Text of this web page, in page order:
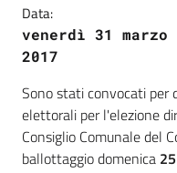
Data:
venerdì 31 marzo
2017
Sono stati convocati per
elettorali per l'elezione
Consiglio Comunale del
ballottaggio domenica